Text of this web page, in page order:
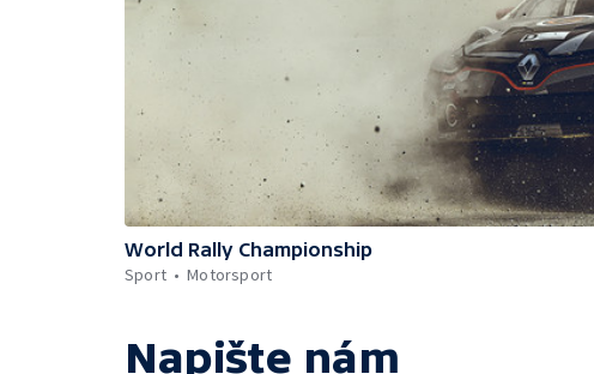
World Rally Championship
Sport
Motorsport
Napište nám